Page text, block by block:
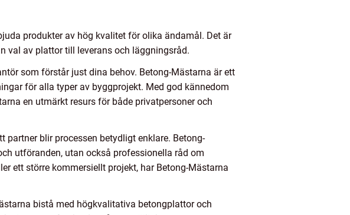
produkter av hög kvalitet för olika ändamål. Det är
val av plattor till leverans och läggningsråd.
som förstår just dina behov. Betong-Mästarna är ett
för alla typer av byggprojekt. Med god kännedom
en utmärkt resurs för både privatpersoner och
blir processen betydligt enklare. Betong-
utföranden, utan också professionella råd om
ett större kommersiellt projekt, har Betong-Mästarna
bistå med högkvalitativa betongplattor och